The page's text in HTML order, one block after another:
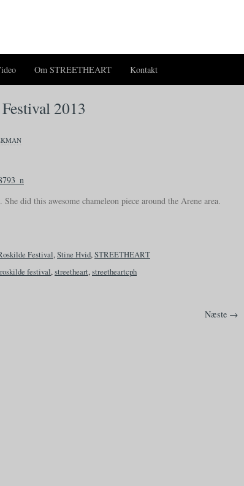
Om STREETHEART Kontakt
2013
did this awesome chameleon piece around the Arene area.
Festival,Stine Hvid,STREETHEART
roskilde festival,streetheart,streetheartcph
Næste →